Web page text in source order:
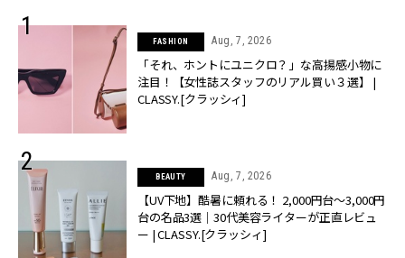
FASHION Aug, 7, 2026
「それ、ホントにユニクロ？」な高揚感小物に
注目！【女性誌スタッフのリアル買い３選】 |
CLASSY.[クラッシィ]
BEAUTY Aug, 7, 2026
【UV下地】酷暑に頼れる！ 2,000円台〜3,000円
台の名品3選｜30代美容ライターが正直レビュ
ー | CLASSY.[クラッシィ]